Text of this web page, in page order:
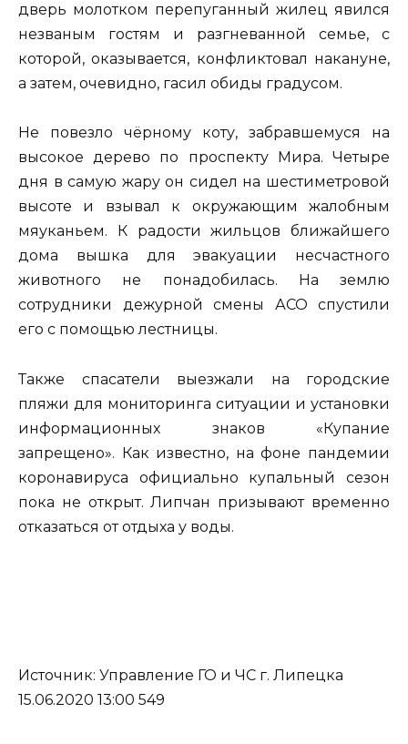
дверь молотком перепуганный жилец явился
незваным гостям и разгневанной семье, с
которой, оказывается, конфликтовал накануне,
а затем, очевидно, гасил обиды градусом.
Не повезло чёрному коту, забравшемуся на
высокое дерево по проспекту Мира. Четыре
дня в самую жару он сидел на шестиметровой
высоте и взывал к окружающим жалобным
мяуканьем. К радости жильцов ближайшего
дома вышка для эвакуации несчастного
животного не понадобилась. На землю
сотрудники дежурной смены АСО спустили
его с помощью лестницы.
Также спасатели выезжали на городские
пляжи для мониторинга ситуации и установки
информационных знаков «Купание
запрещено». Как известно, на фоне пандемии
коронавируса официально купальный сезон
пока не открыт. Липчан призывают временно
отказаться от отдыха у воды.
Источник: Управление ГО и ЧС г. Липецка
15.06.2020 13:00 549